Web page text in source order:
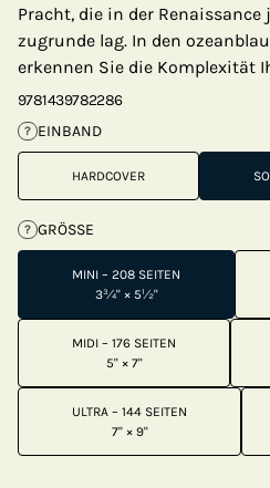
Pracht, die in der
zugrunde lag. In den
erkennen Sie die Komplexität
9781439782286
? EINBAND
HARDCOVER
? GRÖSSE
MINI – 208 SEITEN
3¾" × 5½"
MIDI – 176 SEITEN
5" × 7"
ULTRA – 144 SEITEN
7" × 9"